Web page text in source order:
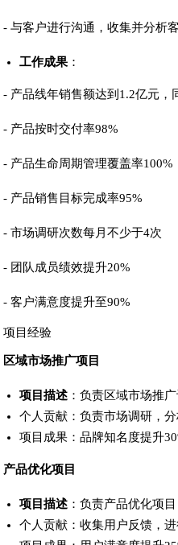
- 与客户进行沟通，收集并分析
工作成果 ：
- 产品线年销售额达到1.2亿元，
- 产品按时交付率98%
- 产品生命周期管理覆盖率100%
- 产品销售目标完成率95%
- 市场调研次数每月不少于4次
- 团队成员绩效提升20%
- 客户满意度提升至90%
项目经验
区域市场推广项目
项目描述 ：负责区域市场推
个人贡献：负责市场调研，
项目成果：品牌知名度提升
产品优化项目
项目描述 ：负责产品优化项
个人贡献：收集用户反馈，